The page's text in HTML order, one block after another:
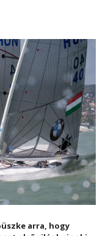
arra, hogy